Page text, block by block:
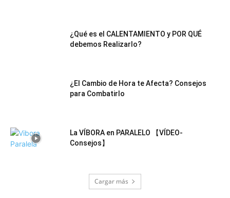
¿Qué es el CALENTAMIENTO y POR QUÉ
debemos Realizarlo?
¿El Cambio de Hora te Afecta? Consejos
para Combatirlo
La VÍBORA en PARALELO 【VÍDEO-
Consejos】
Cargar más